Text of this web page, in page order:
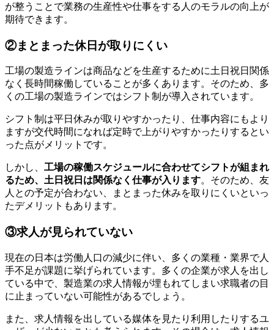
が整うことで業務の生産性や仕事をする人のモラルの向上が
期待できます。
②まとまった休日が取りにくい
工場の製造ラインは商品などを生産するために土日祝日関係
なく長時間稼働していることが多くあります。そのため、多
くの工場の製造ラインではシフト制が導入されています。
シフト制は平日休みが取りやすかったり、仕事内容にもより
ますが交代時間になれば定時で上がりやすかったりするとい
った点がメリットです。
しかし、 工場の稼働スケジュールに合わせてシフトが組まれ
るため、土日祝日は関係なく仕事が入ります。そのため、友
人との予定が合わない、まとまった休みを取りにくいといっ
たデメリットもあります。
③求人が見られていない
現在の日本は労働人口の減少に伴い、多くの業種・業界で人
手不足が課題に挙げられています。多くの企業が求人を出し
ている中で、製造業の求人情報が埋もれてしまい求職者の目
に止まっていない可能性があるでしょう。
また、求人情報を出している媒体を見たり利用したりするユ